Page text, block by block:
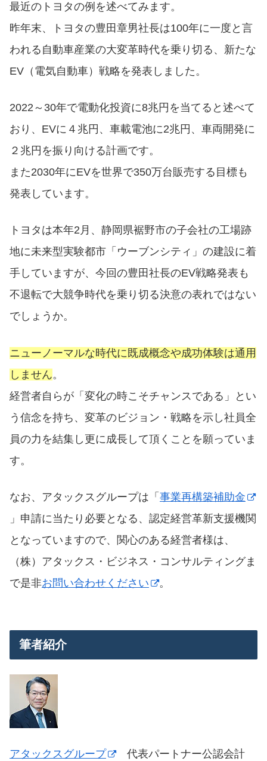
最近のトヨタの例を述べてみます。
昨年末、トヨタの豊田章男社長は100年に一度と言
われる自動車産業の大変革時代を乗り切る、新たな
EV（電気自動車）戦略を発表しました。
2022～30年で電動化投資に8兆円を当てると述べて
おり、EVに４兆円、車載電池に2兆円、車両開発に
２兆円を振り向ける計画です。
また2030年にEVを世界で350万台販売する目標も
発表しています。
トヨタは本年2月、静岡県裾野市の子会社の工場跡
地に未来型実験都市「ウーブンシティ」の建設に着
手していますが、今回の豊田社長のEV戦略発表も
不退転で大競争時代を乗り切る決意の表れではない
でしょうか。
ニューノーマルな時代に既成概念や成功体験は通用
しません。
経営者自らが「変化の時こそチャンスである」とい
う信念を持ち、変革のビジョン・戦略を示し社員全
員の力を結集し更に成長して頂くことを願っていま
す。
なお、アタックスグループは「 事業再構築補助金
」申請に当たり必要となる、認定経営革新支援機関
となっていますので、関心のある経営者様は、
（株）アタックス・ビジネス・コンサルティングま
で是非お問い合わせください 。
筆者紹介
アタックスグループ
代表パートナー公認会計